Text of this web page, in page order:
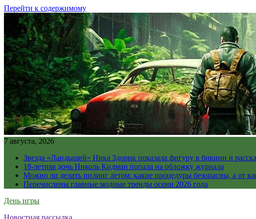
Перейти к содержимому
7 августа, 2026
Звезда «Ландышей» Ника Здорик показала фигуру в бикини и
18-летняя дочь Николь Кидман попала на обложку журнала
Можно ли делать пилинг летом: какие процедуры безопасны, а от
Перечислены главные модные тренды осени 2026 года
День игры
Новостная рассылка